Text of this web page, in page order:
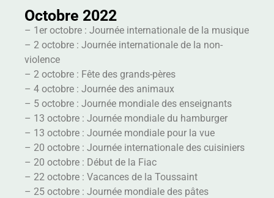
Octobre 2022
– 1er octobre : Journée internationale de la musique
– 2 octobre : Journée internationale de la non-
violence
– 2 octobre : Fête des grands-pères
– 4 octobre : Journée des animaux
– 5 octobre : Journée mondiale des enseignants
– 13 octobre : Journée mondiale du hamburger
– 13 octobre : Journée mondiale pour la vue
– 20 octobre : Journée internationale des cuisiniers
– 20 octobre : Début de la Fiac
– 22 octobre : Vacances de la Toussaint
– 25 octobre : Journée mondiale des pâtes